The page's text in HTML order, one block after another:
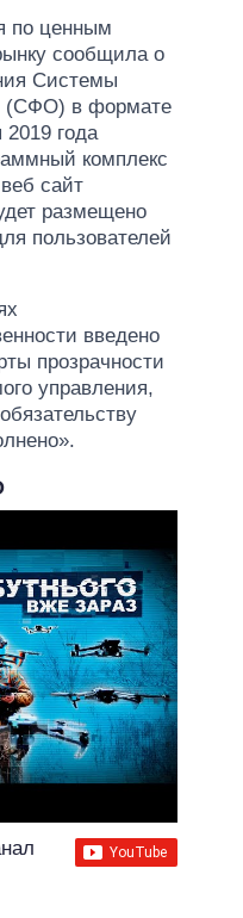
по ценным
сообщила о
Системы
(СФО) в формате
года
комплекс
сайт
размещено
пользователей
введено
прозрачности
управления,